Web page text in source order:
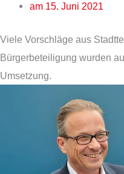
am 15. Juni 2021
Viele Vorschläge aus
Bürgerbeteiligung wurden
Umsetzung.